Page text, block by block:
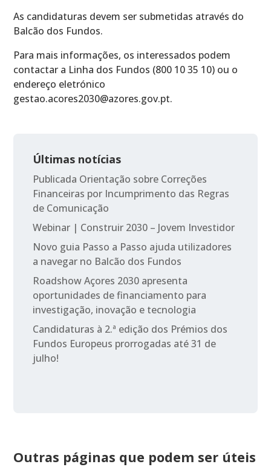
As candidaturas devem ser submetidas através do
Balcão dos Fundos.
Para mais informações, os interessados podem
contactar a Linha dos Fundos (800 10 35 10) ou o
endereço eletrónico
gestao.acores2030@azores.gov.pt.
Últimas notícias
Publicada Orientação sobre Correções
Financeiras por Incumprimento das Regras
de Comunicação
Webinar | Construir 2030 – Jovem Investidor
Novo guia Passo a Passo ajuda utilizadores
a navegar no Balcão dos Fundos
Roadshow Açores 2030 apresenta
oportunidades de financiamento para
investigação, inovação e tecnologia
Candidaturas à 2.ª edição dos Prémios dos
Fundos Europeus prorrogadas até 31 de
julho!
Outras páginas que podem ser úteis